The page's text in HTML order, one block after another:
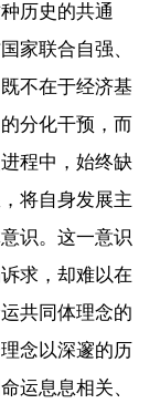
历史的共通
家联合自强、
不在于经济基
分化干预，而
程中，始终缺
将自身发展主
识。这一意识
求，却难以在
共同体理念的
念以深邃的历
运息息相关、